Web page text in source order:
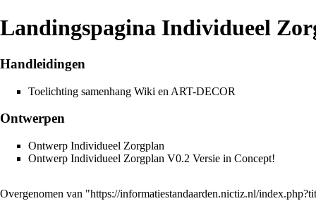
Landingspagina Individueel
Handleidingen
Toelichting samenhang Wiki en ART-DECOR
Ontwerpen
Ontwerp Individueel Zorgplan
Ontwerp Individueel Zorgplan V0.2 Versie in Concept!
Overgenomen van "https://informatiestandaarden.nictiz.nl/